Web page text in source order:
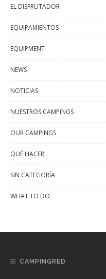
EL DISFRUTADOR
EQUIPAMIENTOS
EQUIPMENT
NEWS
NOTICIAS
NUESTROS CAMPINGS
OUR CAMPINGS
QUÉ HACER
SIN CATEGORÍA
WHAT TO DO
CAMPINGRED